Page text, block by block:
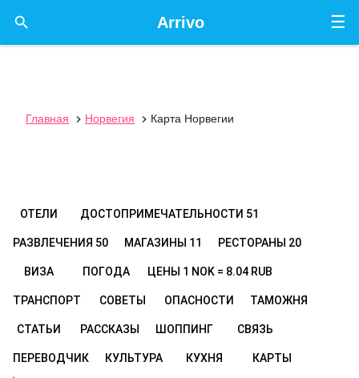
☰
Arrivo

Главная  Норвегия  Карта Норвегии
ОТЕЛИ ДОСТОПРИМЕЧАТЕЛЬНОСТИ 51
РАЗВЛЕЧЕНИЯ 50 МАГАЗИНЫ 11 РЕСТОРАНЫ 20
ВИЗА ПОГОДА ЦЕНЫ 1 NOK = 8.04 RUB
ТРАНСПОРТ СОВЕТЫ ОПАСНОСТИ ТАМОЖНЯ
СТАТЬИ РАССКАЗЫ ШОППИНГ СВЯЗЬ
ПЕРЕВОДЧИК КУЛЬТУРА КУХНЯ КАРТЫ